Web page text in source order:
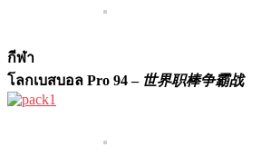
กีฬา
โลกเบสบอล Pro 94 – 世界职棒争霸战